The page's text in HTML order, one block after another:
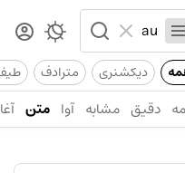
دیکشنری مترادف
دقیق مشابه آوا متن